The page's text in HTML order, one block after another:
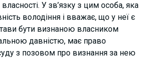
У зв’язку з цим особа, яка
володіння і вважає, що у неї є
бути визнаною власником
давністю, має право
з позовом про визнання за нею